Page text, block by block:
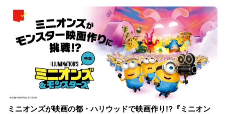
ミニオンズが映画の都・ハリウッドで映画作り!?『ミニオン